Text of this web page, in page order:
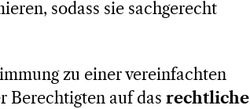
sodass sie sachgerecht
zu einer vereinfachten
Berechtigten auf das rechtliche